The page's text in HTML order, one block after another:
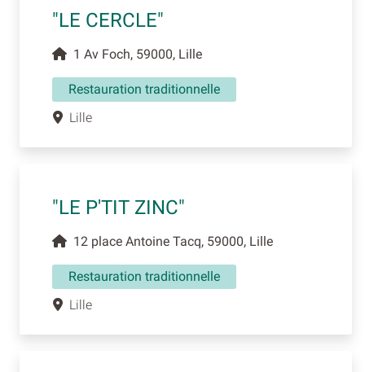
"LE CERCLE"
1 Av Foch, 59000, Lille
Restauration traditionnelle
Lille
"LE P'TIT ZINC"
12 place Antoine Tacq, 59000, Lille
Restauration traditionnelle
Lille